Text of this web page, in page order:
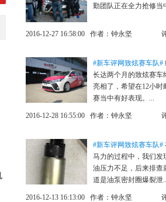
勤团队正在全力抢修当
2016-12-27 16:58:00 作者：钟永坚
#新车评网致炫赛车队#
长达两个月的致炫赛车
亮相了，希望在12小时
赛当中有好表现。...
2016-12-28 16:55:00 作者：钟永坚
#新车评网致炫赛车队#
马力的过程中，我们发
油压力不足，后来排查
道是油泵密封圈爆裂泄
2016-12-13 16:13:00 作者：钟永坚